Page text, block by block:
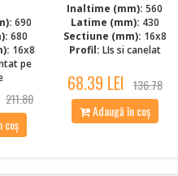
690
680
16x8
pe
211.80
coș
Inaltime (mm): 560
Latime (mm): 430
Sectiune (mm): 16x8
Profil: LIs si canelat
68.39 LEI 136.78
Adaugă în coș